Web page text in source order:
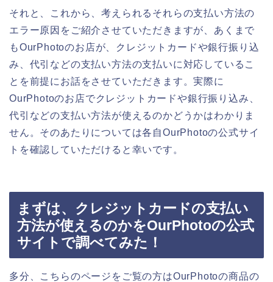
それと、これから、考えられるそれらの支払い方法の
エラー原因をご紹介させていただきますが、あくまで
もOurPhotoのお店が、クレジットカードや銀行振り込
み、代引などの支払い方法の支払いに対応しているこ
とを前提にお話をさせていただきます。実際に
OurPhotoのお店でクレジットカードや銀行振り込み、
代引などの支払い方法が使えるのかどうかはわかりま
せん。そのあたりについては各自OurPhotoの公式サイ
トを確認していただけると幸いです。
まずは、クレジットカードの支払い
方法が使えるのかをOurPhotoの公式
サイトで調べてみた！
多分、こちらのページをご覧の方はOurPhotoの商品の